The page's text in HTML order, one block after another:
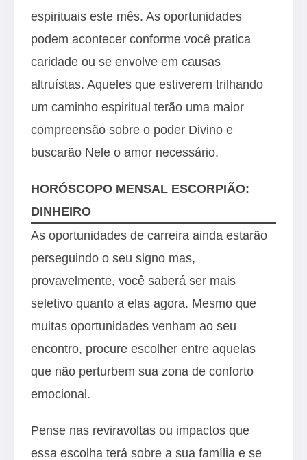
espirituais este mês. As oportunidades
podem acontecer conforme você pratica
caridade ou se envolve em causas
altruístas. Aqueles que estiverem trilhando
um caminho espiritual terão uma maior
compreensão sobre o poder Divino e
buscarão Nele o amor necessário.
HORÓSCOPO MENSAL ESCORPIÃO:
DINHEIRO
As oportunidades de carreira ainda estarão
perseguindo o seu signo mas,
provavelmente, você saberá ser mais
seletivo quanto a elas agora. Mesmo que
muitas oportunidades venham ao seu
encontro, procure escolher entre aquelas
que não perturbem sua zona de conforto
emocional.
Pense nas reviravoltas ou impactos que
essa escolha terá sobre a sua família e se